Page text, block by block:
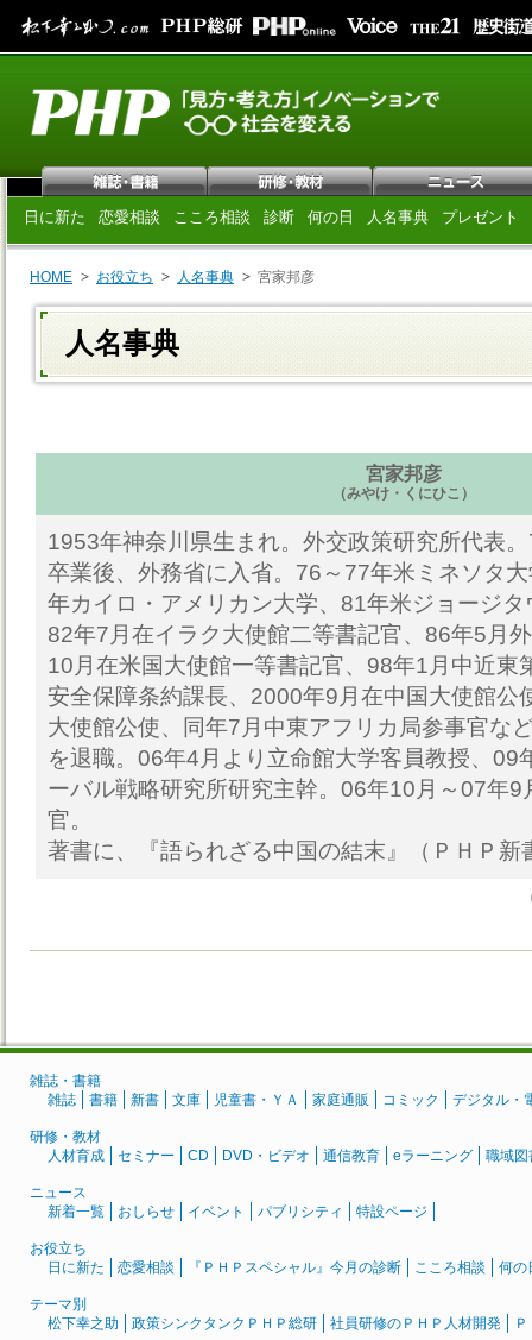
日に新た 恋愛相談 こころ相談 診断 何の日 人名事典 プレゼント
HOME お役立ち 人名事典 宮家邦彦
人名事典
宮家邦彦
（みやけ・くにひこ）
1953年神奈川県生まれ。外交政策研究所代表
卒業後、外務省に入省。76～77年米ミネソタ
年カイロ・アメリカン大学、81年米ジョージ
82年7月在イラク大使館二等書記官、86年5月
10月在米国大使館一等書記官、98年1月中近東
安全保障条約課長、2000年9月在中国大使館公
大使館公使、同年7月中東アフリカ局参事官な
を退職。06年4月より立命館大学客員教授、09
ーバル戦略研究所研究主幹。06年10月～07年9
官。
著書に、『語られざる中国の結末』（ＰＨＰ新
雑誌・書籍
雑誌
書籍 新書 文庫 児童書・ＹＡ 家庭通販 コミック デジタル・
研修・教材
人材育成
セミナー CD DVD・ビデオ 通信教育 eラーニング 職域図
ニュース
新着一覧
おしらせ イベント パブリシティ 特設ページ
お役立ち
日に新た
恋愛相談 『ＰＨＰスペシャル』今月の診断 こころ相談 何の
テーマ別
松下幸之助
政策シンクタンクＰＨＰ総研 社員研修のＰＨＰ人材開発